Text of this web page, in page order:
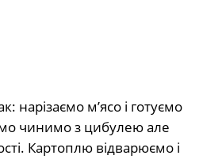
нарізаємо м’ясо і готуємо
чинимо з цибулею але
Картоплю відварюємо і